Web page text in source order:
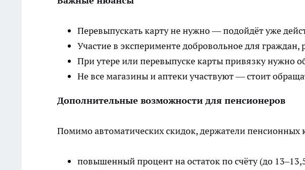
Перевыпускать карту не нужно — подойдёт уже
Участие в эксперименте добровольное для граждан,
При утере или перевыпуске карты привязку нужно
Не все магазины и аптеки участвуют — стоит
Дополнительные возможности для пенсионеров
Помимо автоматических скидок, держатели пенсионных
повышенный процент на остаток по счёту (до